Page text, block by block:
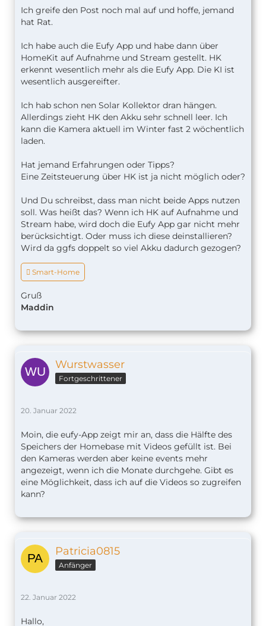
Ich greife den Post noch mal auf und hoffe, jemand
hat Rat.
Ich habe auch die Eufy App und habe dann über
HomeKit auf Aufnahme und Stream gestellt. HK
erkennt wesentlich mehr als die Eufy App. Die KI ist
wesentlich ausgereifter.
Ich hab schon nen Solar Kollektor dran hängen.
Allerdings zieht HK den Akku sehr schnell leer. Ich
kann die Kamera aktuell im Winter fast 2 wöchentlich
laden.
Hat jemand Erfahrungen oder Tipps?
Eine Zeitsteuerung über HK ist ja nicht möglich oder?
Und Du schreibst, dass man nicht beide Apps nutzen
soll. Was heißt das? Wenn ich HK auf Aufnahme und
Stream habe, wird doch die Eufy App gar nicht mehr
berücksichtigt. Oder muss ich diese deinstallieren?
Wird da ggfs doppelt so viel Akku dadurch gezogen?
 Smart-Home
Gruß
Maddin
Wurstwasser
Fortgeschrittener
20. Januar 2022
Moin, die eufy-App zeigt mir an, dass die Hälfte des
Speichers der Homebase mit Videos gefüllt ist. Bei
den Kameras werden aber keine events mehr
angezeigt, wenn ich die Monate durchgehe. Gibt es
eine Möglichkeit, dass ich auf die Videos so zugreifen
kann?
Patricia0815
Anfänger
22. Januar 2022
Hallo,